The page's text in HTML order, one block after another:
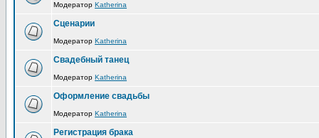
Модератор Katherina
Сценарии
Модератор Katherina
Свадебный танец
Модератор Katherina
Оформление свадьбы
Модератор Katherina
Регистрация брака